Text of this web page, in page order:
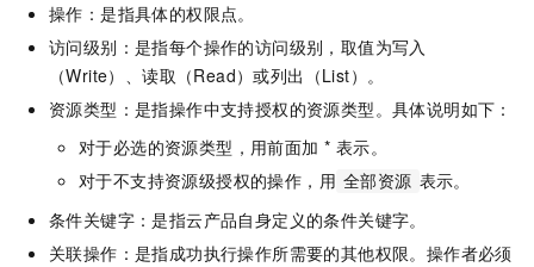
操作：是指具体的权限点。
访问级别：是指每个操作的访问级别，取值为写入
（Write）、读取（Read）或列出（List）。
资源类型：是指操作中支持授权的资源类型。具体说明如下：
对于必选的资源类型，用前面加 * 表示。
对于不支持资源级授权的操作，用 全部资源 表示。
条件关键字：是指云产品自身定义的条件关键字。
关联操作：是指成功执行操作所需要的其他权限。操作者必须